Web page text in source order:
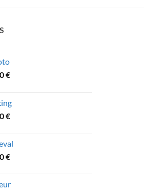
€Plage
53.60 €
à
€Plage
49.90 €
à
€Plage